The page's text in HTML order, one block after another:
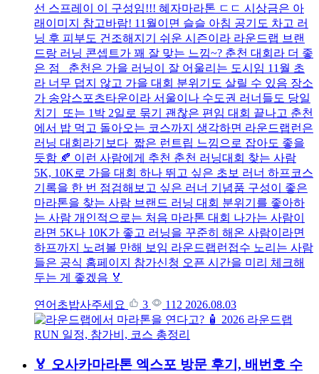
선 스프레이 이 구성임!!! 혜자마라톤 ㄷㄷ 시상금은 아
래이미지 참고바람! 11월이면 슬슬 아침 공기도 차고 러
닝 후 피부도 건조해지기 쉬운 시즌이라 라운드랩 브랜
드랑 러닝 콘셉트가 꽤 잘 맞는 느낌~? 춘천 대회라 더 좋
은 점 춘천은 가을 러닝이 잘 어울리는 도시임 11월 초
라 너무 덥지 않고 가을 대회 분위기도 살릴 수 있음 장소
가 송암스포츠타운이라 서울이나 수도권 러너들도 당일
치기 또는 1박 2일로 묶기 괜찮은 편임 대회 끝나고 춘천
에서 밥 먹고 돌아오는 코스까지 생각하면 라운드랩런은
러닝 대회라기보다 짧은 런트립 느낌으로 잡아도 좋을
듯함 🍂 이런 사람에게 추천 춘천 러닝대회 찾는 사람
5K, 10K로 가을 대회 하나 뛰고 싶은 초보 러너 하프코스
기록을 한 번 점검해보고 싶은 러너 기념품 구성이 좋은
마라톤을 찾는 사람 브랜드 러닝 대회 분위기를 좋아하
는 사람 개인적으로는 처음 마라톤 대회 나가는 사람이
라면 5K나 10K가 좋고 러닝을 꾸준히 해온 사람이라면
하프까지 노려볼 만해 보임 라운드랩런접수 노리는 사람
들은 공식 홈페이지 참가신청 오픈 시간을 미리 체크해
두는 게 좋겠음 🏅
연어초밥사주세요 3 112 2026.08.03
🏅 오사카마라톤 엑스포 방문 후기, 배번호 수